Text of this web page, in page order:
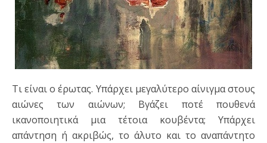
Τι είναι ο έρωτας. Υπάρχει μεγαλύτερο αίνιγμα στους
αιώνες των αιώνων; Βγάζει ποτέ πουθενά
ικανοποιητικά μια τέτοια κουβέντα; Υπάρχει
απάντηση ή ακριβώς, το άλυτο και το αναπάντητο